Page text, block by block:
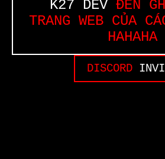
K27 DEVĐẾN
TRANG WEB CỦA
HAHAHA
DISCORD